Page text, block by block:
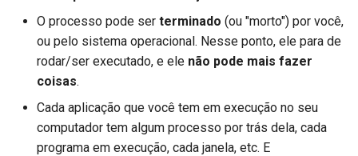
O processo pode ser terminado (ou "morto") por você,
ou pelo sistema operacional. Nesse ponto, ele para de
rodar/ser executado, e ele não pode mais fazer
coisas.
Cada aplicação que você tem em execução no seu
computador tem algum processo por trás dela, cada
programa em execução, cada janela, etc. E